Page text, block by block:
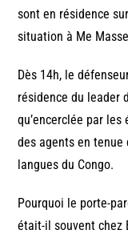
sont en résidence
situation à Me
Dès 14h, le
résidence du leader
qu’encerclée par
des agents en tenue
langues du Congo.
Pourquoi le porte-
était-il souvent chez